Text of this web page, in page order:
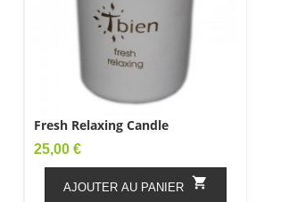
Fresh Relaxing Candle
Prix
25,00 €
AJOUTER AU PANIER 